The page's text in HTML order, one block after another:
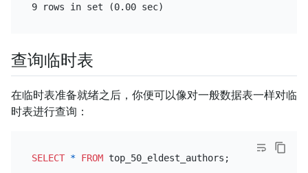
查询临时表
在临时表准备就绪之后，你便可以像对一般数据表一样对临
时表进行查询：
SELECT * FROM